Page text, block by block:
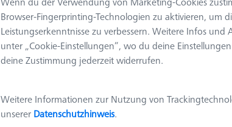
Browser-Fingerprinting-Technologien zu aktivieren, um
Leistungserkenntnisse zu verbessern. Weitere Infos
unter „Cookie-Einstellungen“, wo du deine
deine Zustimmung jederzeit widerrufen.
Weitere Informationen zur Nutzung von
unserer Datenschutzhinweis.